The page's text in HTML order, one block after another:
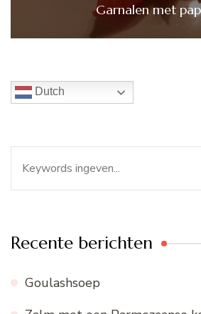
Garnalen met
Dutch
naar:
Recente berichten
Goulashsoep